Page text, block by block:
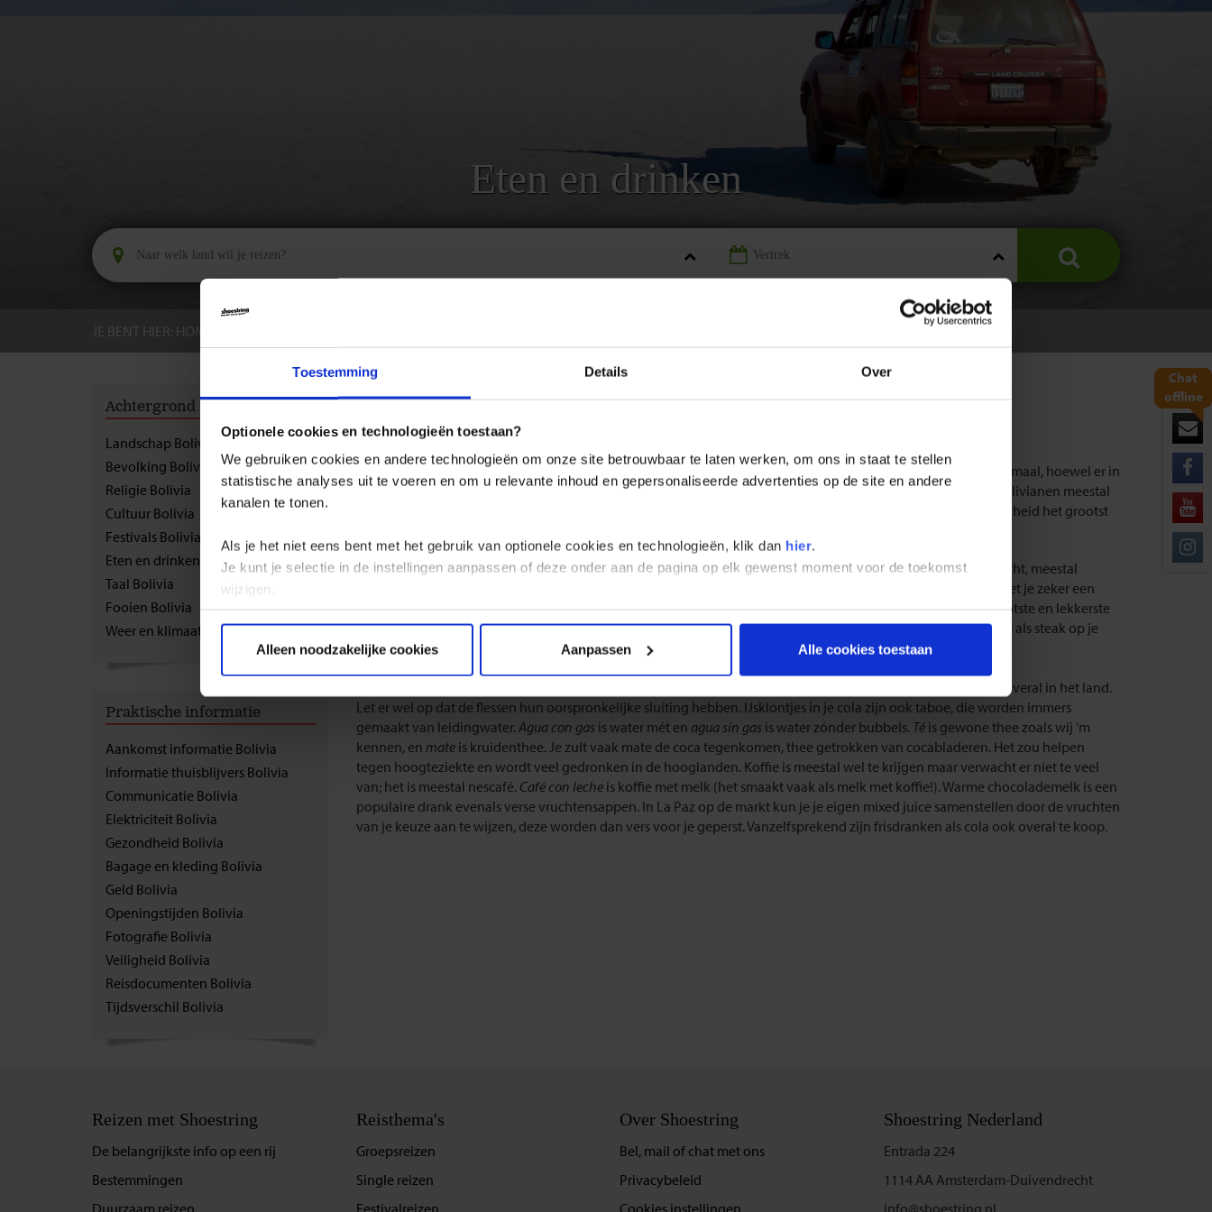
Toestemming Details Over
Optionele cookies en technologieën toestaan?
We gebruiken cookies en andere technologieën om onze site betrouwbaar te laten werken, om ons in staat te stellen
statistische analyses uit te voeren en om u relevante inhoud en gepersonaliseerde advertenties op de site en andere
kanalen te tonen.
Als je het niet eens bent met het gebruik van optionele cookies en technologieën, klik dan hier.
Je kunt je selectie in de instellingen aanpassen of deze onder aan de pagina op elk gewenst moment voor de toekomst
wijzigen.
Alleen noodzakelijke cookies
Aanpassen Alle cookies toestaan
Chat
offline
Eten en drinken
JE BENT HIER: HOME
Achtergrond informatie
Landschap Bolivia
Bevolking Bolivia
Religie Bolivia
Cultuur Bolivia
Festivals Bolivia
Eten en drinken Bolivia
Taal Bolivia
Fooien Bolivia
Weer en klimaat Bolivia
Praktische informatie
Aankomst informatie Bolivia
Informatie thuisblijvers Bolivia
Communicatie Bolivia
Elektriciteit Bolivia
Gezondheid Bolivia
Bagage en kleding Bolivia
Geld Bolivia
Openingstijden Bolivia
Fotografie Bolivia
Veiligheid Bolivia
Reisdocumenten Bolivia
Tijdsverschil Bolivia
GROEPSREIZEN
Eten en drinken Bolivia
Eten:De belangrijkste maaltijd van de dag in Bolivia is de lunch (almuerzo). Het ontbijt (desayuno) is vaak minimaal, hoewel er in
de meeste hotels en restaurants ook weldesayuno Americano geserveerd wordt. Avondeten ( cena) doen de Bolivianen meestal
laat. Bij het eten in kleine restaurantjes kun je er het beste een uitkiezen waar het druk is, hier is de omloopsnelheid het grootst
Veel lokale restaurants hebben een vast menu ( el menú). Voor ongeveer 3 euro krijg je soep en een hoofdgerecht, meestal
bestaande uit kip of varkensvlees met rijst en groenten. Elk gebied kent zijn eigen specialiteiten. In Bolivia moet je zeker een
keer forel (trucha) uit het Titicacameer proberen. Van deze vers gevangen vissen wordt beweerd dat ze de grootste en lekkerste
ter wereld zijn. Verder zul je alpaca's niet alleen in het wild op de Altiplano of als trui in de winkel tegenkomen; als steak op je
bord is ook een mogelijkheid.
Het water uit de kraan is niet geschikt voor consumptie. Koop flessen gezuiverd drinkwater, dat kan overal in het land.
Let er wel op dat de flessen hun oorspronkelijke sluiting hebben. IJsklontjes in je cola zijn ook taboe, die worden immers
gemaakt van leidingwater. Agua con gas is water mét en agua sin gas is water zónder bubbels. Téis gewone thee zoals wij 'm
kennen, en mateis kruidenthee. Je zult vaak mate de coca tegenkomen, thee getrokken van cocabladeren. Het zou helpen
tegen hoogteziekte en wordt veel gedronken in de hooglanden. Koffie is meestal wel te krijgen maar verwacht er niet te veel
van; het is meestal nescafé. Café con lecheis koffie met melk (het smaakt vaak als melk met koffie!). Warme chocolademelk is een
populaire drank evenals verse vruchtensappen. In La Paz op de markt kun je je eigen mixed juice samenstellen door de vruchten
van je keuze aan te wijzen, deze worden dan vers voor je geperst. Vanzelfsprekend zijn frisdranken als cola ook overal te koop.
Reizen met Shoestring
De belangrijkste info op een rij
Bestemmingen
Duurzaam reizen
Reisthema's
Groepsreizen
Single reizen
Festivalreizen
Over Shoestring
Bel, mail of chat met ons
Privacybeleid
Cookies instellingen
Shoestring Nederland
Entrada 224
1114 AA Amsterdam-Duivendrecht
info@shoestring.nl